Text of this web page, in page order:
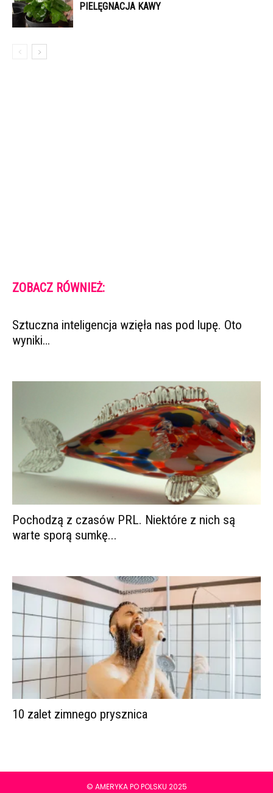
PIELĘGNACJA KAWY
ZOBACZ RÓWNIEŻ:
Sztuczna inteligencja wzięła nas pod lupę. Oto
wyniki…
Pochodzą z czasów PRL. Niektóre z nich są
warte sporą sumkę...
10 zalet zimnego prysznica
© AMERYKA PO POLSKU 2025